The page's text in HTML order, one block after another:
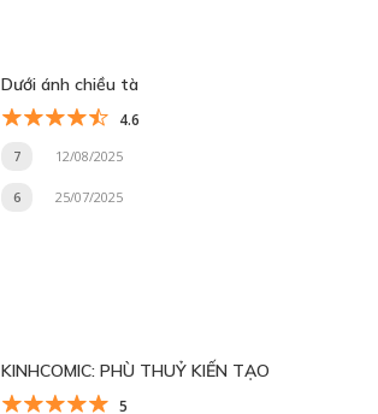
Dưới ánh chiều tà
4.6
7 12/08/2025
6 25/07/2025
KINHCOMIC: PHÙ THUỶ KIẾN TẠO
5